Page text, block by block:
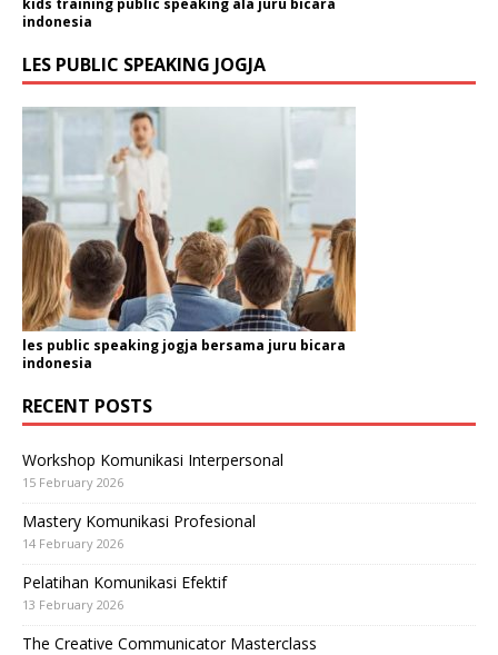
indonesia
LES PUBLIC SPEAKING JOGJA
les public speaking jogja bersama juru bicara
indonesia
RECENT POSTS
Workshop Komunikasi Interpersonal
15 February 2026
Mastery Komunikasi Profesional
14 February 2026
Pelatihan Komunikasi Efektif
13 February 2026
The Creative Communicator Masterclass